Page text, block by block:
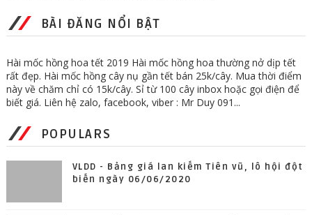
BÀI ĐĂNG NỔI BẬT
Hài mốc hồng hoa tết 2019 Hài mốc hồng hoa thường nở dịp tết
rất đẹp. Hài mốc hồng cây nụ gần tết bán 25k/cây. Mua thời điểm
này về chăm chỉ có 15k/cây. Sỉ từ 100 cây inbox hoặc gọi điện để
biết giá. Liên hệ zalo, facebook, viber : Mr Duy 091...
POPULARS
VLDD - Bảng giá lan kiếm Tiên vũ, lô hội đột
biến ngày 06/06/2020